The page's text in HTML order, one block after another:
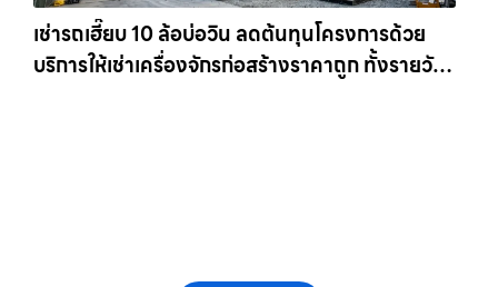
เช่ารถเฮี๊ยบ 10 ล้อบ่อวิน ลดต้นทุนโครงการด้วย
บริการให้เช่าเครื่องจักรก่อสร้างราคาถูก ทั้งรายวัน